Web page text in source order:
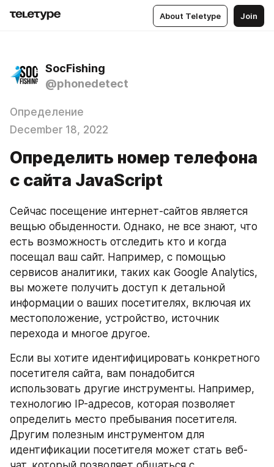
About Teletype Join
SocFishing
@phonedetect
Определение
December 18, 2022
Определить номер телефона
с сайта JavaScript
Сейчас посещение интернет-сайтов является
вещью обыденности. Однако, не все знают, что
есть возможность отследить кто и когда
посещал ваш сайт. Например, с помощью
сервисов аналитики, таких как Google Analytics,
вы можете получить доступ к детальной
информации о ваших посетителях, включая их
местоположение, устройство, источник
перехода и многое другое.
Если вы хотите идентифицировать конкретного
посетителя сайта, вам понадобится
использовать другие инструменты. Например,
технологию IP-адресов, которая позволяет
определить место пребывания посетителя.
Другим полезным инструментом для
идентификации посетителя может стать веб-